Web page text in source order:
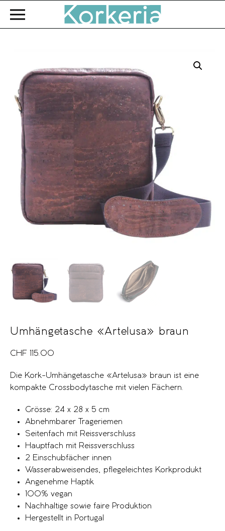
Zum Hauptinhalt springen
Umhängetasche «Artelusa» braun
CHF 115.00
Die Kork-Umhängetasche «Artelusa» braun ist eine
kompakte Crossbodytasche mit vielen Fächern.
Grösse: 24 x 28 x 5 cm
Abnehmbarer Trageriemen
Seitenfach mit Reissverschluss
Hauptfach mit Reissverschluss
2 Einschubfächer innen
Wasserabweisendes, pflegeleichtes Korkprodukt
Angenehme Haptik
100% vegan
Nachhaltige sowie faire Produktion
Hergestellt in Portugal